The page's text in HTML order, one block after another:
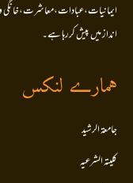
ایمانیات،عبادات،معاشرت،خانگی
انداز میں پیش کررہا ہے۔
ہمارے لنکس
جامعۃ الرشید
کلیتہ الشرعیہ